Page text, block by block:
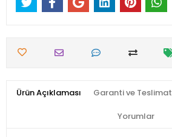
Ürün Açıklaması Garanti ve Teslimat
Yorumlar